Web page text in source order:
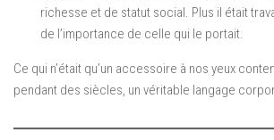
richesse et de statut social. Plus il était
de l’importance de celle qui le portait.
Ce qui n’était qu’un accessoire à nos yeux
pendant des siècles, un véritable langage